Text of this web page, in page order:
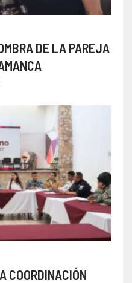
DE LA PAREJA
COORDINACIÓN